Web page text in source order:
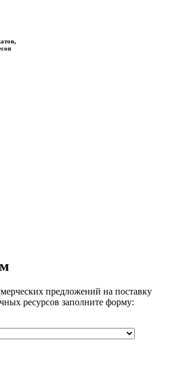
предложений на поставку
ресурсов заполните форму: